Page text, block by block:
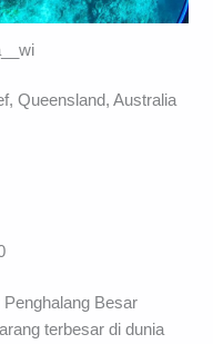
Queensland, Australia
Besar
terbesar di dunia